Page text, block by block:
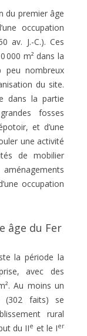
du premier âge
occupation
av. J.-C.). Ces
000 m² dans la
peu nombreux
du site.
dans la partie
fosses
et d’une
une activité
de mobilier
occupation
âge du Fer
la période la
avec des
Au moins un
(302 faits) se
rural
du IIe et le Ier